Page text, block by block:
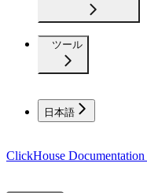
ツール
日本語
ClickHouse Documentation